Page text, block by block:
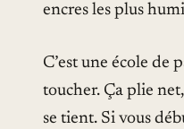
encres les plus
C’est une école de
toucher. Ça plie
se tient. Si vous